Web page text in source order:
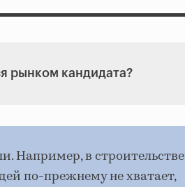
рынком кандидата?
Например, в строительстве
по-прежнему не хватает,